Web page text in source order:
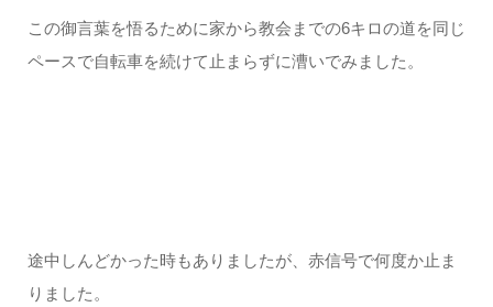
この御言葉を悟るために家から教会までの6キロの道を同じ
ペースで自転車を続けて止まらずに漕いでみました。
途中しんどかった時もありましたが、赤信号で何度か止ま
りました。